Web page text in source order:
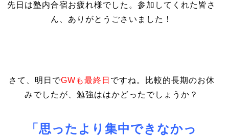
先日は塾内合宿お疲れ様でした。参加してくれた皆さ
ん、ありがとうごさいました！
さて、明日でGWも最終日 ですね。比較的長期のお休
みでしたが、勉強ははかどったでしょうか？
「思ったより集中できなかっ